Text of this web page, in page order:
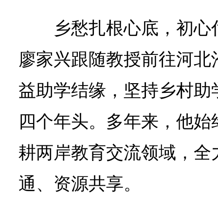
乡愁扎根心底，初心
廖家兴跟随教授前往河
益助学结缘，坚持乡村
四个年头。多年来，他
耕两岸教育交流领域，
通、资源共享。